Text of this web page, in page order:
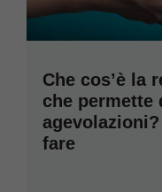
Che cos’è la
che permette
fare